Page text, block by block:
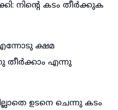
നിന്റെ കടം തീർക്കുക
ക്ഷമ
എന്നു
ഉടനെ ചെന്നു കടം